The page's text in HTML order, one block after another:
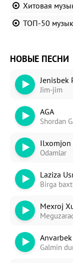
Хитовая
ТОП-50
НОВЫЕ ПЕСНИ
Jenisbek
Jim-jim
AGA
Shordan
Ilxomjon
Odamlar
Laziza
Birga
Mexroj
Galmin
Oshiq edim